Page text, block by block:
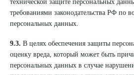
требованиями законодательства РФ по
персональных данных.
9.3. В целях обеспечения защиты
оценку вреда, который может быть
персональных данных в случае